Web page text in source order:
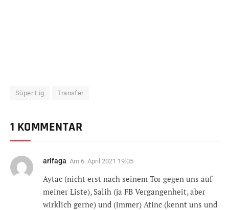
Süper Lig Transfer
1 KOMMENTAR
arifaga Am 6. April 2021 19:05
Aytac (nicht erst nach seinem Tor gegen uns auf
meiner Liste), Salih (ja FB Vergangenheit, aber
wirklich gerne) und (immer) Atinc (kennt uns und